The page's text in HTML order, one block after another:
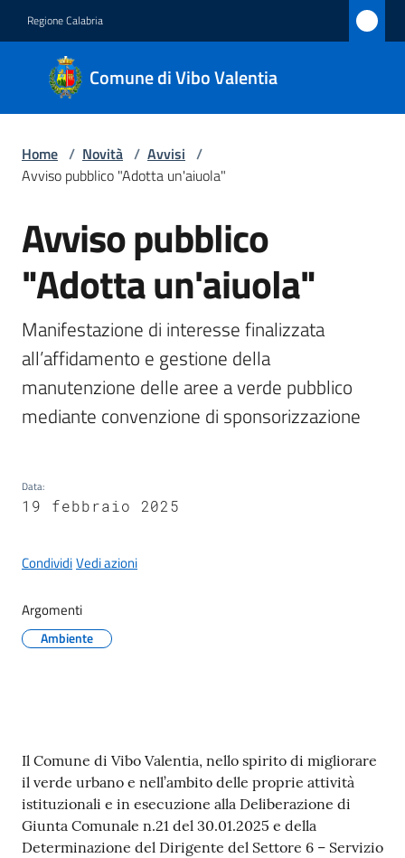
Regione Calabria
Comune di Vibo Valentia
Comune
di Vibo
Valentia
Novità
Menu selezionato
Servizi
Vivere
Vibo
Valentia
A
o
r
e
t
Tutti
gli
argomenti...
Home / Novità / Avvisi /
Avviso pubblico "Adotta un'aiuola"
Salta al contenuto
Avviso pubblico
"Adotta un'aiuola"
Manifestazione di interesse finalizzata
all’affidamento e gestione della
manutenzione delle aree a verde pubblico
mediante convenzione di sponsorizzazione
Data:
19 febbraio 2025
CondividiVedi azioni
Argomenti
Ambiente
Contenuto
Il Comune di Vibo Valentia, nello spirito di migliorare
il verde urbano e nell’ambito delle proprie attività
istituzionali e in esecuzione alla Deliberazione di
Giunta Comunale n.21 del 30.01.2025 e della
Determinazione del Dirigente del Settore 6 – Servizio